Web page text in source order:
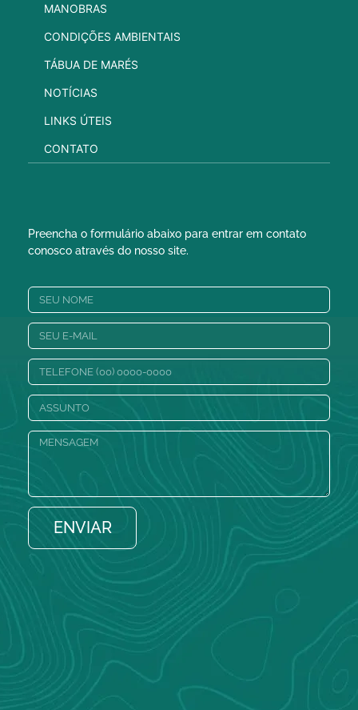
MANOBRAS
CONDIÇÕES AMBIENTAIS
TÁBUA DE MARÉS
NOTÍCIAS
LINKS ÚTEIS
CONTATO
Preencha o formulário abaixo para entrar em contato
conosco através do nosso site.
ENVIAR